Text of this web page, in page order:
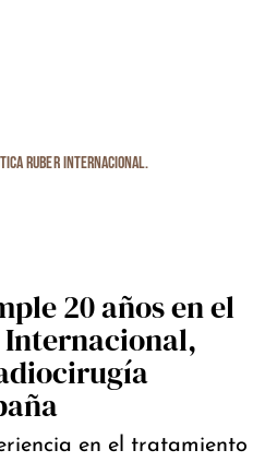
20 años en el
en el tratamiento